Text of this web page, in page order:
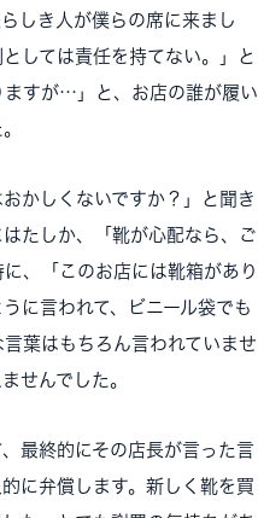
しき人が僕らの席に来まし
しては責任を持てない。」と
ますが…」と、お店の誰が履い
かしくないですか？」と聞き
たしか、「靴が心配なら、ご
、「このお店には靴箱があり
に言われて、ビニール袋でも
葉はもちろん言われていませ
せんでした。
最終的にその店長が言った言
に弁償します。新しく靴を買